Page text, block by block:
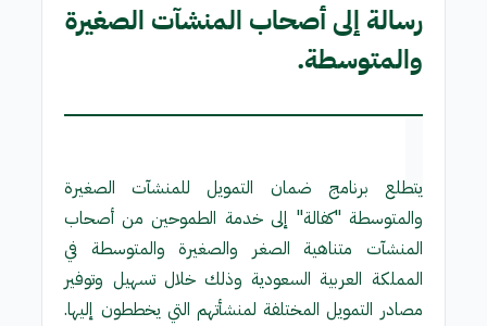
رسالة إلى أصحاب المنشآت الصغيرة
والمتوسطة.
يتطلع برنامج ضمان التمويل للمنشآت الصغيرة
والمتوسطة "كفالة" إلى خدمة الطموحين من أصحاب
المنشآت متناهية الصغر والصغيرة والمتوسطة في
المملكة العربية السعودية وذلك خلال تسهيل وتوفير
مصادر التمويل المختلفة لمنشأتهم التي يخططون إليها.